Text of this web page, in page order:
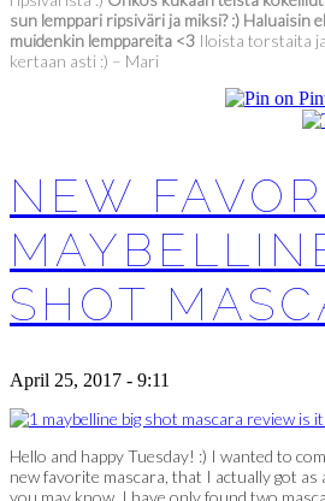
sun lemppari ripsiväri ja miksi? :) Haluaisin
muidenkin lemppareita <3 Iloista torstaita
kertaan asti :) – Mari
NEW
SHOT
April 25, 2017 - 9:11
Hello and happy Tuesday! :) I wanted to
new favorite mascara, that I actually got as
you may know, I have only found two